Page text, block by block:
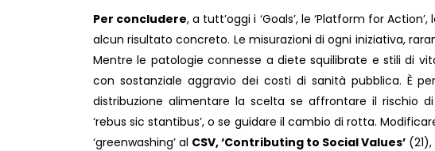
Per concludere, a tutt’oggi i ‘Goals’, le ‘Platform for
alcun risultato concreto. Le misurazioni di ogni iniziativa,
Mentre le patologie connesse a diete squilibrate e stili di
con sostanziale aggravio dei costi di sanità pubblica. È
distribuzione alimentare la scelta se affrontare il rischio
‘rebus sic stantibus’, o se guidare il cambio di rotta.
‘greenwashing’ al CSV, ‘Contributing to Social Values’